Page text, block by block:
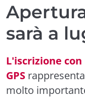
sarà a
L'iscrizione
GPS
molto